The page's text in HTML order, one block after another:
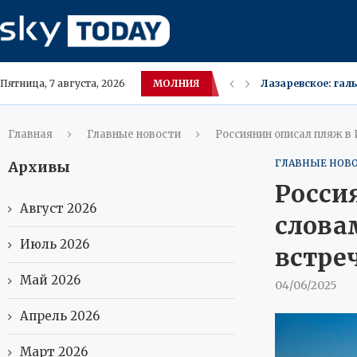
Пятница, 7 августа, 2026 МОЛНИЯ Мать из
Удаляйте
Лебедев
Пашинян
В
Сургут отложил
Пропал мужчина
Расходы россиян
Главная Главные новости Россиянин описал пляж
ГЛАВНЫЕ
04/06/2025
Архивы
Август 2026
Июль 2026
Май 2026
Апрель 2026
Март 2026